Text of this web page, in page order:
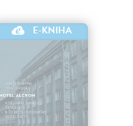
E-KNIHA